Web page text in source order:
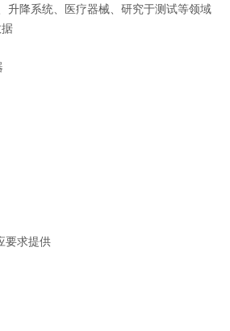
升降系统、医疗器械、研究于测试等领域
要求提供